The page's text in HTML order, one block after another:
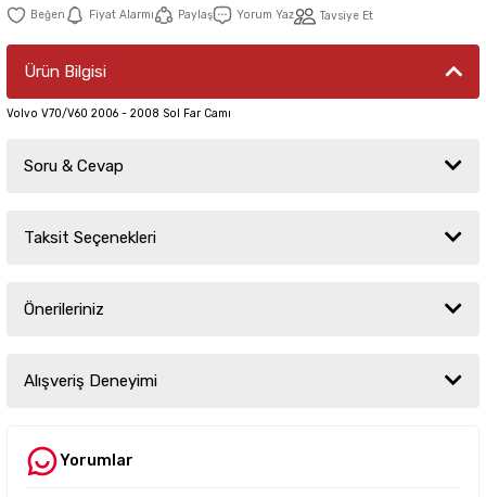
Fiyat Alarmı Paylaş Yorum Yaz Tavsiye Et
Ürün Bilgisi
Volvo V70/V60 2006 - 2008 Sol Far Camı
Soru & Cevap
Ürün hakkında henüz soru sorulmamış.
Taksit Seçenekleri
Önerileriniz
yetersiz gördüğünüz noktaları öneri formunu kullanarak tarafımıza
iletebilirsiniz.
Ürün resmi kalitesiz, bozuk veya görüntülenemiyor.
Alışveriş Deneyimi
Yorumlar